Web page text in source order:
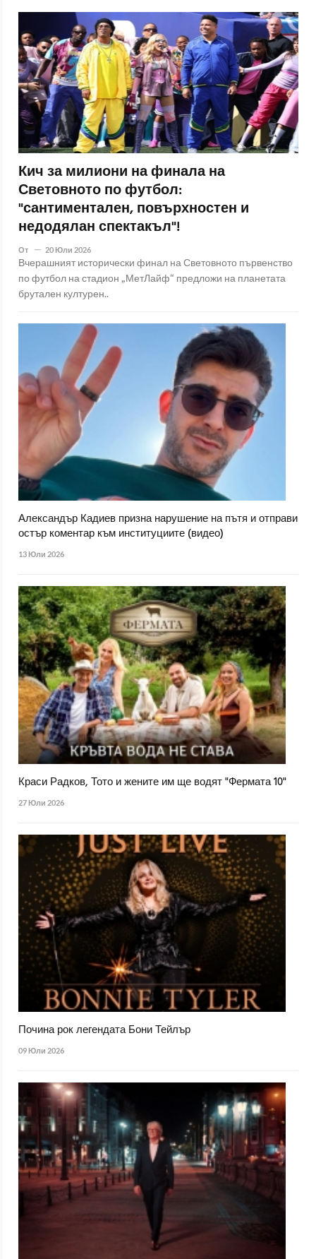
Кич за милиони на финала на
Световното по футбол:
"сантиментален, повърхностен и
недодялан спектакъл"!
От 20 Юли 2026
Вчерашният исторически финал на Световното първенство
по футбол на стадион „МетЛайф“ предложи на планетата
брутален културен..
Александър Кадиев призна нарушение на пътя и отправи
остър коментар към институциите (видео)
13 Юли 2026
Краси Радков, Тото и жените им ще водят "Фермата 10"
27 Юли 2026
Почина рок легендата Бони Тейлър
09 Юли 2026